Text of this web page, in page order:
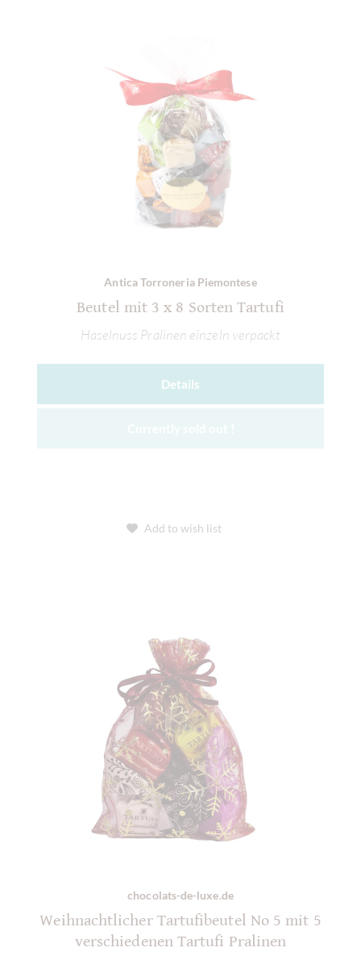
Antica Torroneria Piemontese
Beutel mit 3 x 8 Sorten Tartufi
Haselnuss Pralinen einzeln verpackt
Details
Add to wish list
chocolats-de-luxe.de
Weihnachtlicher Tartufibeutel No 5 mit 5
verschiedenen Tartufi Pralinen